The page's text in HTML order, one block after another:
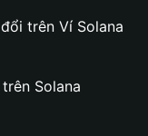
trên Ví Solana
Solana